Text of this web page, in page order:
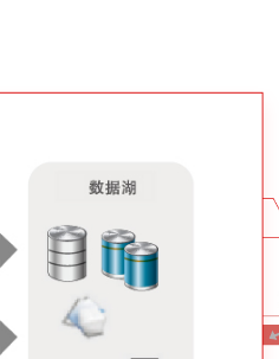
金融行業應用場景